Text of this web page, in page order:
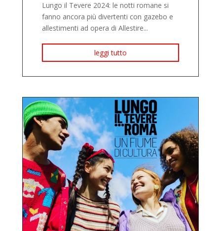
Lungo il Tevere 2024: le notti romane si
fanno ancora più divertenti con gazebo e
allestimenti ad opera di Allestire...
leggi tutto